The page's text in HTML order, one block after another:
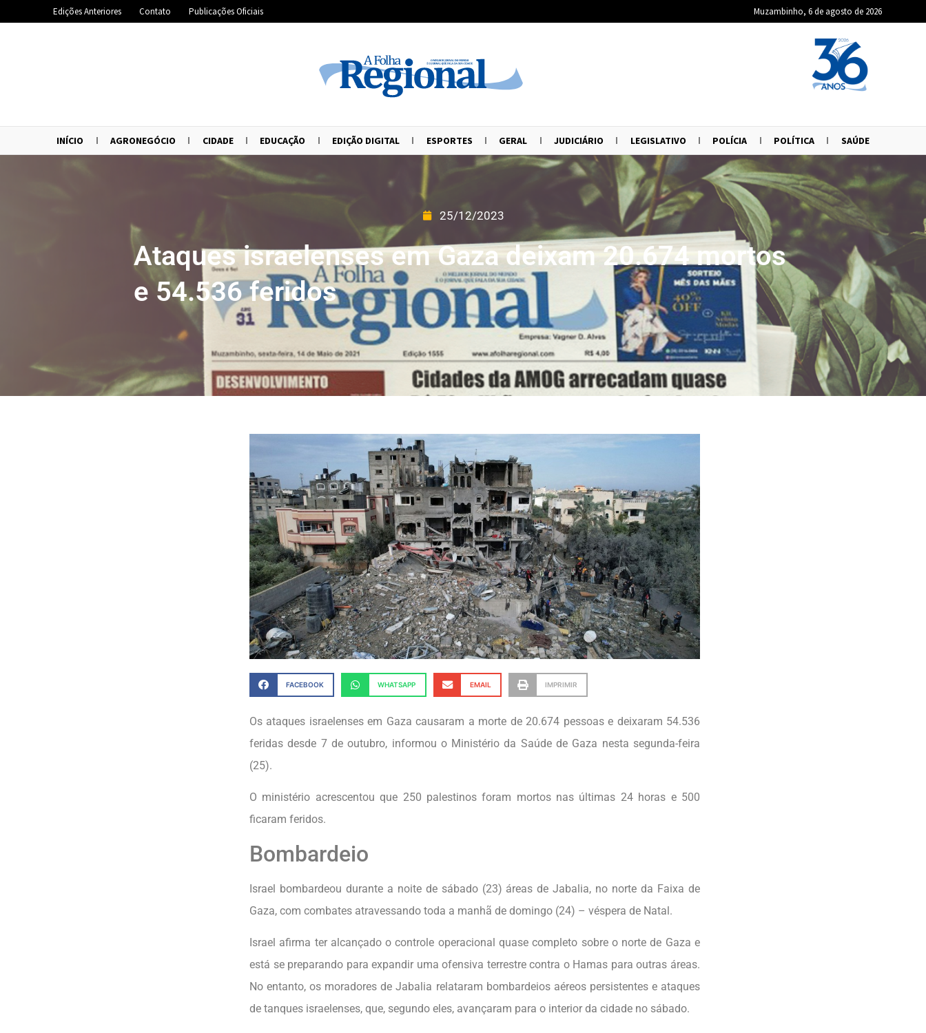
Edições Anteriores Contato Publicações Oficiais Muzambinho, 6 de agosto de 2026
INÍCIO AGRONEGÓCIO CIDADE EDUCAÇÃO EDIÇÃO DIGITAL ESPORTES GERAL JUDICIÁRIO LEGISLATIVO POLÍCIA POLÍTICA SAÚDE
25/12/2023
Ataques israelenses em Gaza deixam 20.674 mortos
e 54.536 feridos
FACEBOOK WHATSAPP EMAIL IMPRIMIR
Os ataques israelenses em Gaza causaram a morte de 20.674 pessoas e deixaram 54.536
feridas desde 7 de outubro, informou o Ministério da Saúde de Gaza nesta segunda-feira
(25).
O ministério acrescentou que 250 palestinos foram mortos nas últimas 24 horas e 500
ficaram feridos.
Bombardeio
Israel bombardeou durante a noite de sábado (23) áreas de Jabalia, no norte da Faixa de
Gaza, com combates atravessando toda a manhã de domingo (24) – véspera de Natal.
Israel afirma ter alcançado o controle operacional quase completo sobre o norte de Gaza e
está se preparando para expandir uma ofensiva terrestre contra o Hamas para outras áreas.
No entanto, os moradores de Jabalia relataram bombardeios aéreos persistentes e ataques
de tanques israelenses, que, segundo eles, avançaram para o interior da cidade no sábado.